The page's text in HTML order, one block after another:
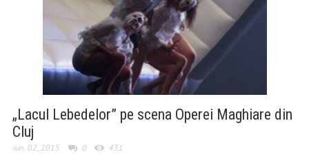
„Lacul Lebedelor” pe scena Operei Maghiare din
Cluj
iun. 02, 2015 0 431